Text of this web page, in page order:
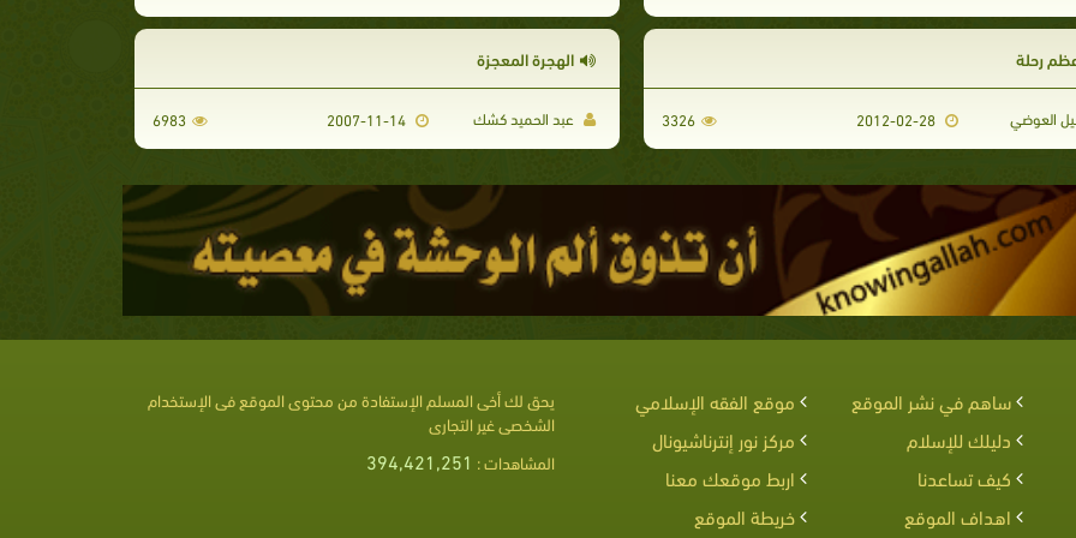
رحلة
العوضي 3326
الهجرة المعجزة
عبد الحميد كشك 6983
ساهم في نشر الموقع
موقع الفقه الإسلامي
دليلك للإسلام
مركز نور إنترناشيونال
كيف تساعدنا
اربط موقعك معنا
اهداف الموقع
خريطة الموقع
يحق لك أخى المسلم الإستفادة من محتوى الموقع فى الإستخدام
الشخصى غير التجارى
المشاهدات : 394,421,251